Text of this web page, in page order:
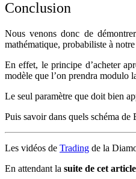
Conclusion
Nous venons donc de
mathématique, probabiliste à
En effet, le principe d’acheter
modèle que l’on prendra modulo
Le seul paramètre que doit bien
Puis savoir dans quels schéma
Les vidéos de Trading de la
En attendant la suite de cet article